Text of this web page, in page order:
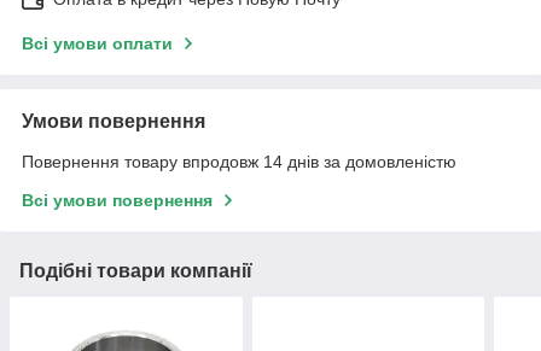
Всі умови оплати
Умови повернення
Повернення товару впродовж 14 днів за домовленістю
Всі умови повернення
Подібні товари компанії